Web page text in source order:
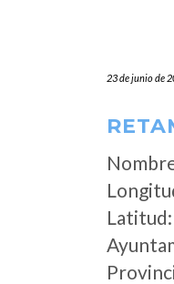
23 de junio de